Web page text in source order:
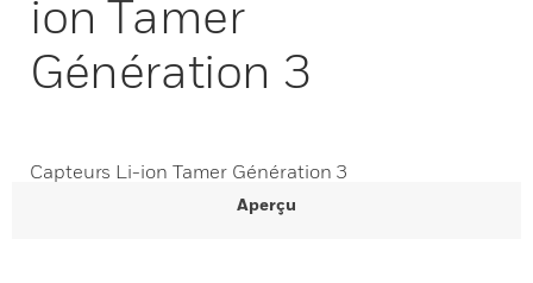
ion Tamer
Génération 3
Capteurs Li-ion Tamer Génération 3
Aperçu